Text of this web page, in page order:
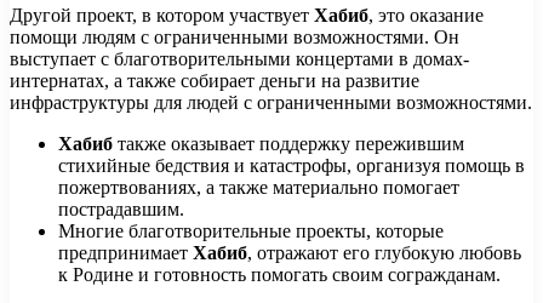
Другой проект, в котором участвует Хабиб, это оказание
помощи людям с ограниченными возможностями. Он
выступает с благотворительными концертами в домах-
интернатах, а также собирает деньги на развитие
инфраструктуры для людей с ограниченными возможностями.
Хабиб также оказывает поддержку пережившим
стихийные бедствия и катастрофы, организуя помощь в
пожертвованиях, а также материально помогает
пострадавшим.
Многие благотворительные проекты, которые
предпринимает Хабиб, отражают его глубокую любовь
к Родине и готовность помогать своим согражданам.